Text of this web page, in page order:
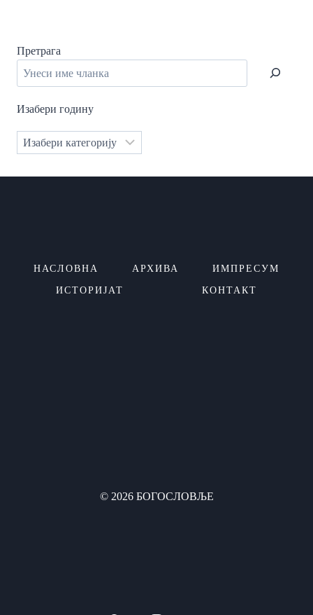
Претрага
Изабери годину
Категорије
НАСЛОВНА АРХИВА ИМПРЕСУМ
ИСТОРИЈАТ КОНТАКТ
© 2026 БОГОСЛОВЉЕ